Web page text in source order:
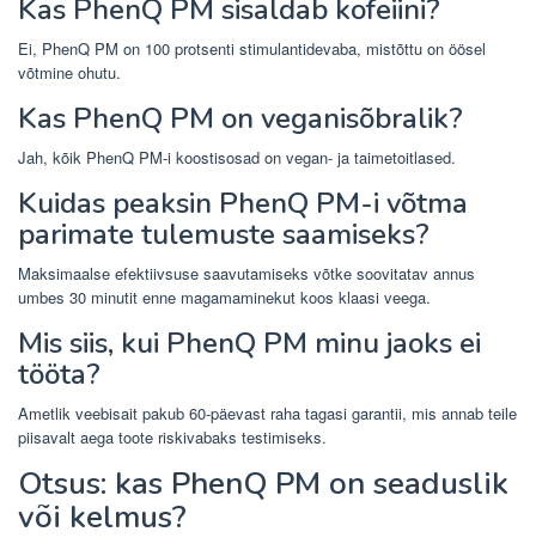
Kas PhenQ PM sisaldab kofeiini?
Ei, PhenQ PM on 100 protsenti stimulantidevaba, mistõttu on öösel
võtmine ohutu.
Kas PhenQ PM on veganisõbralik?
Jah, kõik PhenQ PM-i koostisosad on vegan- ja taimetoitlased.
Kuidas peaksin PhenQ PM-i võtma
parimate tulemuste saamiseks?
Maksimaalse efektiivsuse saavutamiseks võtke soovitatav annus
umbes 30 minutit enne magamaminekut koos klaasi veega.
Mis siis, kui PhenQ PM minu jaoks ei
tööta?
Ametlik veebisait pakub 60-päevast raha tagasi garantii, mis annab teile
piisavalt aega toote riskivabaks testimiseks.
Otsus: kas PhenQ PM on seaduslik
või kelmus?